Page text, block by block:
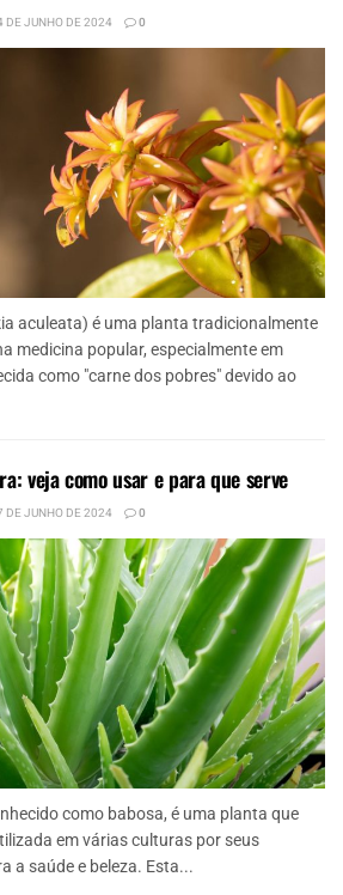
DE JUNHO DE 2024 0
aculeata) é uma planta tradicionalmente
medicina popular, especialmente em
como "carne dos pobres" devido ao
veja como usar e para que serve
DE JUNHO DE 2024 0
como babosa, é uma planta que
em várias culturas por seus
a saúde e beleza. Esta...